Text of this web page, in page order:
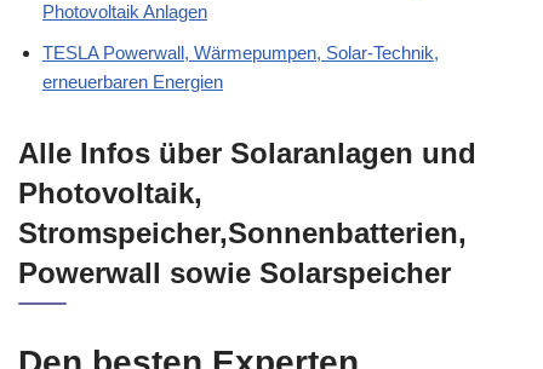
Photovoltaik Anlagen
TESLA Powerwall, Wärmepumpen, Solar-Technik,
erneuerbaren Energien
Alle Infos über Solaranlagen und
Photovoltaik,
Stromspeicher,Sonnenbatterien,
Powerwall sowie Solarspeicher